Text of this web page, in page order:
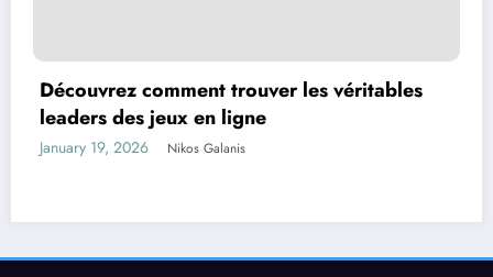
Découvrez comment trouver les véritables
leaders des jeux en ligne
January 19, 2026 Nikos Galanis